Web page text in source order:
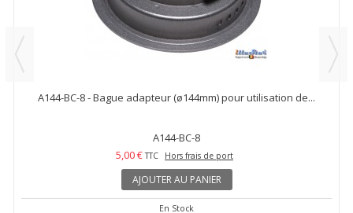
A144-BC-8 - Bague adapteur (ø144mm) pour utilisation de...
A144-BC-8
5,00 € TTC Hors frais de port
AJOUTER AU PANIER
En Stock